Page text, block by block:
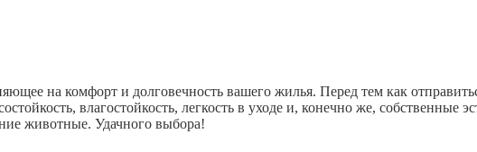
на комфорт и долговечность вашего жилья. Перед тем как
влагостойкость, легкость в уходе и, конечно же, собственные
животные. Удачного выбора!